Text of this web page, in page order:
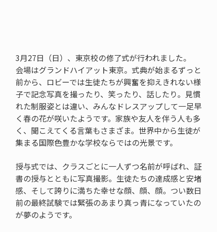
3月27日（日）、東京校の修了式が行われました。
会場はグランドハイアット東京。式典が始まるずっと
前から、ロビーでは生徒たちが興奮を抑えきれない様
子で記念写真を撮ったり、笑ったり、話したり。見慣
れた制服姿とは違い、みんなドレスアップして一足早
く春の花が咲いたようです。家族や友人を伴う人も多
く、聞こえてくる言葉もさまざま。世界中から生徒が
集まる国際色豊かな学校ならではの光景です。
授与式では、クラスごとに一人ずつ名前が呼ばれ、証
書の授与とともに写真撮影。生徒たちの達成感と安堵
感、そして誇りに満ちた幸せな顔、顔、顔。つい数日
前の最終試験では緊張のあまり真っ青になっていたの
が夢のようです。